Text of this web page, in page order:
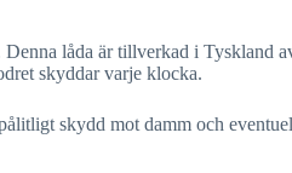
låda är tillverkad i Tyskland
skyddar varje klocka.
skydd mot damm och